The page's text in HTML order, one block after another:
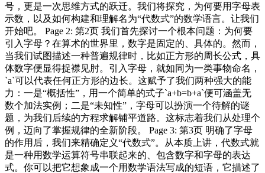
号，更是一次思维方式的跃迁。我们将探究，为何要用字母表
示数，以及如何构建和理解名为“代数式”的数学语言。让我们
开始吧。 Page 2: 第2页 我们首先探讨一个根本问题：为何要
引入字母？在算术的世界里，数字是固定的、具体的。然而，
当我们试图描述一种普遍规律时，比如正方形的周长公式，具
体数字便显得捉襟见肘。引入字母，就如同为一类事物命名，
`a`可以代表任何正方形的边长。这赋予了我们两种强大的能
力：一是“概括性”，用一个简单的式子`a+b=b+a`便可涵盖无
数个加法实例；二是“未知性”，字母可以扮演一个待解的谜
题，为我们后续的方程求解铺平道路。这标志着我们从处理个
例，迈向了掌握规律的全新阶段。 Page 3: 第3页 明确了字母
的作用后，我们来精确定义“代数式”。从本质上讲，代数式就
是一种用数学运算符号串联起来的、包含数字和字母的表达
式。你可以把它想象成一个用数学语法写成的短语，它描述了